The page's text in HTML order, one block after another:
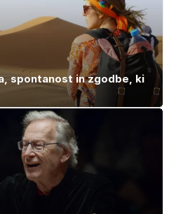
spontanost in zgodbe, ki